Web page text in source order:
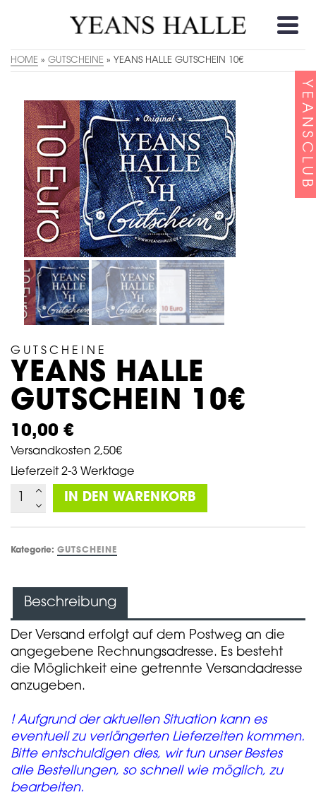
HOME » GUTSCHEINE » YEANS HALLE GUTSCHEIN 10€
GUTSCHEINE
YEANS HALLE
GUTSCHEIN 10€
10,00 €
Versandkosten 2,50€
Lieferzeit2-3 Werktage
Yeans
Halle
Menge
IN DEN WARENKORB
Kategorie: GUTSCHEINE
Beschreibung
Der Versand erfolgt auf dem Postweg an die
angegebene Rechnungsadresse. Es besteht
die Möglichkeit eine getrennte Versandadresse
anzugeben.
! Aufgrund der aktuellen Situation kann es
eventuell zu verlängerten Lieferzeiten kommen.
Bitte entschuldigen dies, wir tun unser Bestes
alle Bestellungen, so schnell wie möglich, zu
bearbeiten.
YEANSCLUB